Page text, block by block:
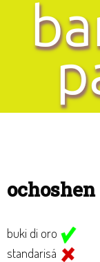
ochoshen
buki di oro
standarisá